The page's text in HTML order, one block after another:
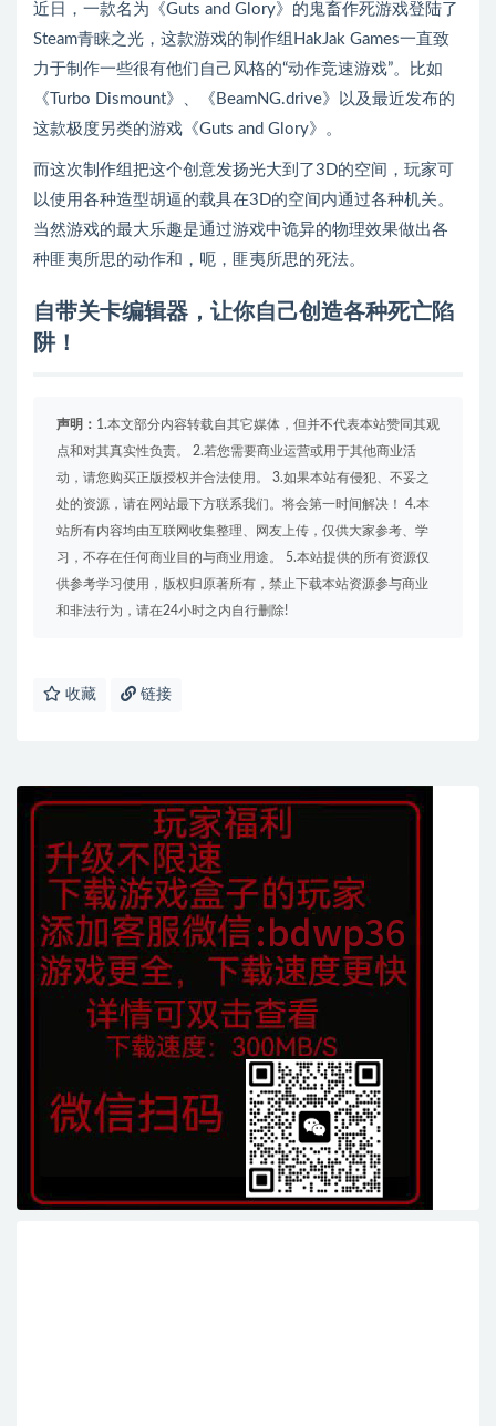
近日，一款名为《Guts and Glory》的鬼畜作死游戏登陆了
Steam青睐之光，这款游戏的制作组HakJak Games一直致
力于制作一些很有他们自己风格的“动作竞速游戏”。比如
《Turbo Dismount》、《BeamNG.drive》以及最近发布的
这款极度另类的游戏《Guts and Glory》。
而这次制作组把这个创意发扬光大到了3D的空间，玩家可
以使用各种造型胡逼的载具在3D的空间内通过各种机关。
当然游戏的最大乐趣是通过游戏中诡异的物理效果做出各
种匪夷所思的动作和，呃，匪夷所思的死法。
自带关卡编辑器，让你自己创造各种死亡陷
阱！
声明： 1.本文部分内容转载自其它媒体，但并不代表本站赞同其观
点和对其真实性负责。 2.若您需要商业运营或用于其他商业活
动，请您购买正版授权并合法使用。 3.如果本站有侵犯、不妥之
处的资源，请在网站最下方联系我们。将会第一时间解决！ 4.本
站所有内容均由互联网收集整理、网友上传，仅供大家参考、学
习，不存在任何商业目的与商业用途。 5.本站提供的所有资源仅
供参考学习使用，版权归原著所有，禁止下载本站资源参与商业
和非法行为，请在24小时之内自行删除!
收藏 链接